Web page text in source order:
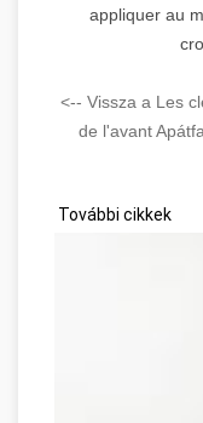
appliquer au
<-- Vissza a Les
de l'avant
További cikkek